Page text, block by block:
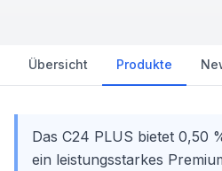
Übersicht Produkte
Das C24 PLUS bietet 0,50
ein leistungsstarkes